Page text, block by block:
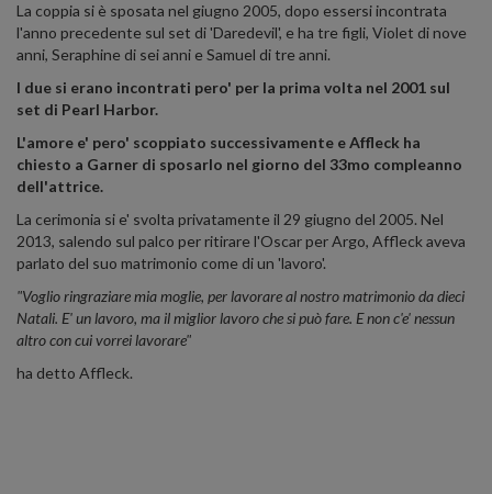
La coppia si è sposata nel giugno 2005, dopo essersi incontrata
l'anno precedente sul set di 'Daredevil', e ha tre figli, Violet di nove
anni, Seraphine di sei anni e Samuel di tre anni.
I due si erano incontrati pero' per la prima volta nel 2001 sul
set di Pearl Harbor.
L'amore e' pero' scoppiato successivamente e Affleck ha
chiesto a Garner di sposarlo nel giorno del 33mo compleanno
dell'attrice.
La cerimonia si e' svolta privatamente il 29 giugno del 2005. Nel
2013, salendo sul palco per ritirare l'Oscar per Argo, Affleck aveva
parlato del suo matrimonio come di un 'lavoro'.
"Voglio ringraziare mia moglie, per lavorare al nostro matrimonio da dieci
Natali. E' un lavoro, ma il miglior lavoro che si può fare. E non c'e' nessun
altro con cui vorrei lavorare"
ha detto Affleck.